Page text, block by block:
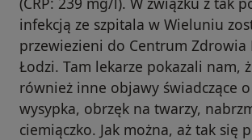
infekcją ze szpitala w Wieluniu
przewiezieni do Centrum
Łodzi. Tam lekarze pokazali nam,
również inne objawy świadczące
wysypka, obrzęk na twarzy,
ciemiączko. Jak można, aż tak się